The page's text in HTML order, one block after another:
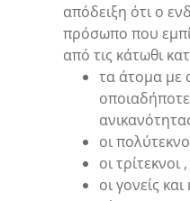
απόδειξη ότι ο
πρόσωπο που
από τις κάτωθι
τα άτομα με
οι
οι τρίτεκνοι ,
οι γονείς